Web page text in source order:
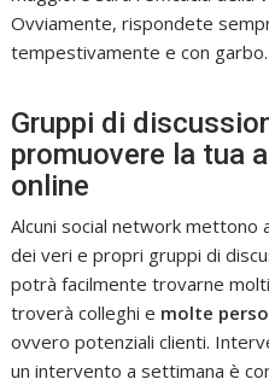
Ovviamente, rispondete
tempestivamente e con garbo.
Gruppi di
promuovere la tua
online
Alcuni social network
dei veri e propri gruppi di
potrà facilmente trovarne
troverà colleghi e molte
ovvero potenziali clienti.
un intervento a settimana è